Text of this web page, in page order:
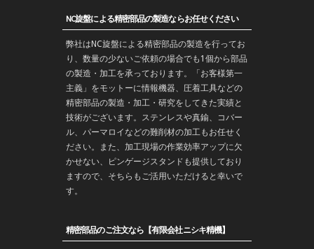
NC旋盤による精密部品の製造ならお任せください
弊社はNC旋盤による精密部品の製造を行ってお
り、数量の少ないご依頼の場合でも1個から部品
の製造・加工を承っております。「お客様第一
主義」をモットーに情報機器、圧着工具などの
精密部品の製造・ 加工 ・ 研究をしてきた実績と
技術がございます。 ステンレスや真鍮、コバー
ル、パーマロイなどの難削材の加工もお任せく
ださい。また、加工現場の作業効率アップに欠
かせない、ピンゲージスタンドも提供しており
ますので、そちらもご活用いただけると幸いで
す。
精密部品のご注文なら【有限会社ニシキ精機】